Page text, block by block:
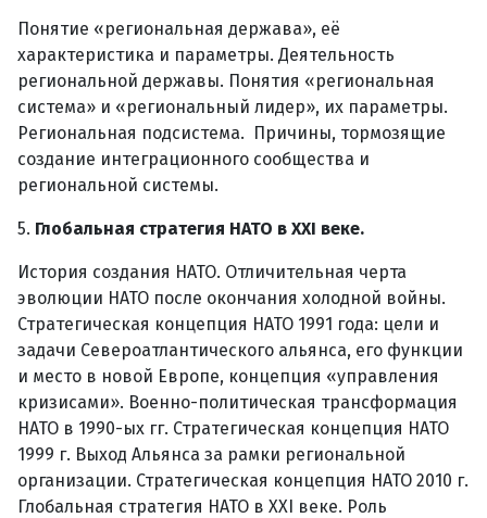
Понятие «региональная держава», её
характеристика и параметры. Деятельность
региональной державы. Понятия «региональная
система» и «региональный лидер», их параметры.
Региональная подсистема. Причины, тормозящие
создание интеграционного сообщества и
региональной системы.
5. Глобальная стратегия НАТО в XXI веке.
История создания НАТО. Отличительная черта
эволюции НАТО после окончания холодной войны.
Стратегическая концепция НАТО 1991 года: цели и
задачи Североатлантического альянса, его функции
и место в новой Европе, концепция «управления
кризисами». Военно-политическая трансформация
НАТО в 1990-ых гг. Стратегическая концепция НАТО
1999 г. Выход Альянса за рамки региональной
организации. Стратегическая концепция НАТО 2010 г.
Глобальная стратегия НАТО в XXI веке. Роль